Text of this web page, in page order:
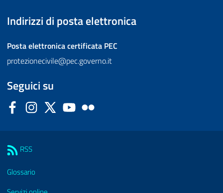
Indirizzi di posta elettronica
Posta elettronica certificata PEC
protezionecivile@pec.governo.it
Seguici su
FacebookInstagram
Twitter YouTube
RSS
Glossario